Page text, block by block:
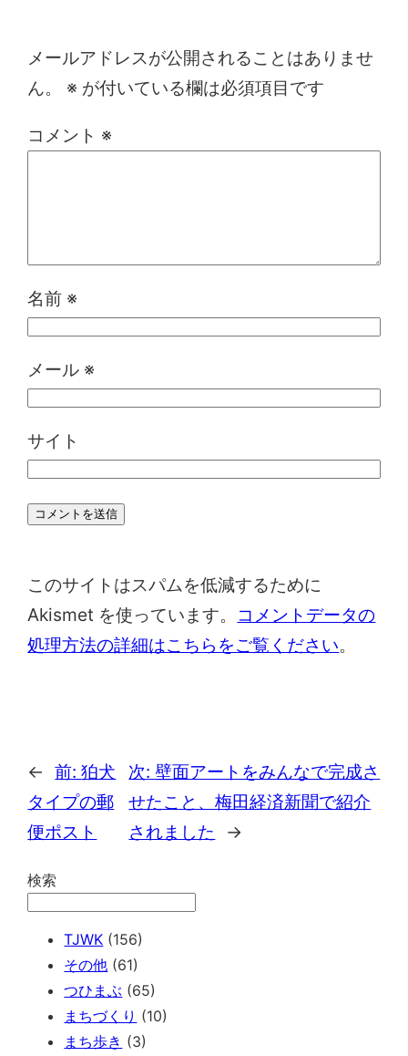
メールアドレスが公開されることはありませ
ん。
※ が付いている欄は必須項目です
コメント ※
名前 ※
メール ※
サイト
このサイトはスパムを低減するために
Akismet を使っています。
コメントデータの
処理方法の詳細はこちらをご覧ください。
← 前:狛犬
タイプの郵
便ポスト
次:壁面アートをみんなで完成さ
せたこと、梅田経済新聞で紹介
されました
→
検索
TJWK (156)
その他 (61)
つひまぶ (65)
まちづくり (10)
まち歩き (3)